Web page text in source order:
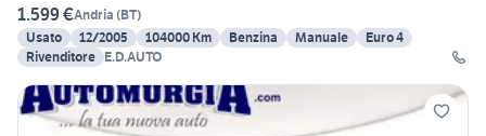
1.599 €Andria (BT)
Usato
12/2005 104000 Km Benzina Manuale
Euro 4
Rivenditore E.D.AUTO